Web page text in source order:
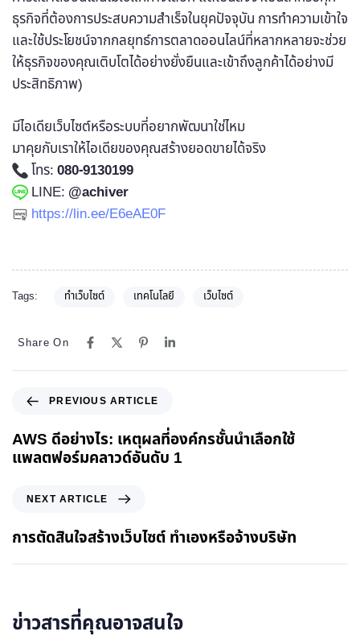
ธุรกิจที่ต้องการประสบความสำเร็จในยุคปัจจุบัน การทำความเข้าใจ
และใช้ประโยชน์จากกลยุทธ์การตลาดออนไลน์ที่หลากหลายจะช่วย
ให้ธุรกิจของคุณเติบโตได้อย่างยั่งยืนและเข้าถึงลูกค้าได้อย่างมี
ประสิทธิภาพ)
มีไอเดียเว็บไซต์หรือระบบที่อยากพัฒนาใช่ไหม
มาคุยกับเราให้ไอเดียของคุณสร้างยอดขายได้จริง
โทร:080-9130199
LINE: @achiver
https://lin.ee/E6eAE0F
Tags: ทำเว็บไซต์ เทคโนโลยี เว็บไซต์
Share On
PREVIOUS ARTICLE
AWS ดีอย่างไร: เหตุผลที่องค์กรชั้นนำเลือกใช้
แพลตฟอร์มคลาวด์อันดับ 1
NEXT ARTICLE
การตัดสินใจสร้างเว็บไซต์ ทำเองหรือจ้างบริษัท
ข่าวสารที่คุณอาจสนใจ